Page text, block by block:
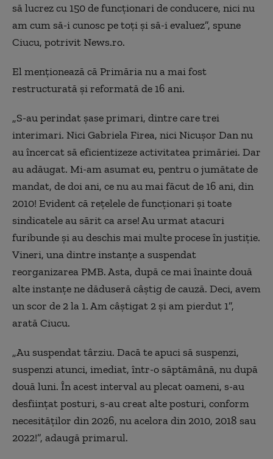
să lucrez cu 150 de funcţionari de conducere, nici nu
am cum să-i cunosc pe toţi şi să-i evaluez”, spune
Ciucu, potrivit News.ro.
El menţionează că Primăria nu a mai fost
restructurată şi reformată de 16 ani.
„S-au perindat şase primari, dintre care trei
interimari. Nici Gabriela Firea, nici Nicuşor Dan nu
au încercat să eficientizeze activitatea primăriei. Dar
au adăugat. Mi-am asumat eu, pentru o jumătate de
mandat, de doi ani, ce nu au mai făcut de 16 ani, din
2010! Evident că reţelele de funcţionari şi toate
sindicatele au sărit ca arse! Au urmat atacuri
furibunde şi au deschis mai multe procese în justiţie.
Vineri, una dintre instanţe a suspendat
reorganizarea PMB. Asta, după ce mai înainte două
alte instanţe ne dăduseră câștig de cauză. Deci, avem
un scor de 2 la 1. Am câştigat 2 şi am pierdut 1”,
arată Ciucu.
„Au suspendat târziu. Dacă te apuci să suspenzi,
suspenzi atunci, imediat, într-o săptămână, nu după
două luni. În acest interval au plecat oameni, s-au
desfiinţat posturi, s-au creat alte posturi, conform
necesităţilor din 2026, nu acelora din 2010, 2018 sau
2022!”, adaugă primarul.